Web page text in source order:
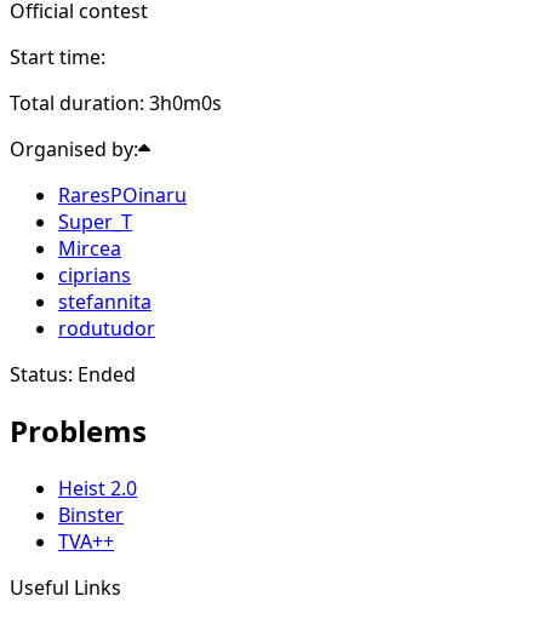
Official contest
Start time:
Total duration: 3h0m0s
Organised by:
RaresPOinaru
Super_T
Mircea
ciprians
stefannita
rodutudor
Status: Ended
Problems
Heist 2.0
Binster
TVA++
Useful Links